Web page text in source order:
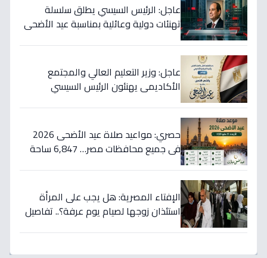
عاجل: الرئيس السيسي يطلق سلسلة
تهنئات دولية وعائلية بمناسبة عيد الأضحى
عاجل: وزير التعليم العالي والمجتمع
الأكاديمي يهنئون الرئيس السيسي
حصري: مواعيد صلاة عيد الأضحى 2026
في جميع محافظات مصر… 6,847 ساحة
الإفتاء المصرية: هل يجب على المرأة
استئذان زوجها لصيام يوم عرفة؟.. تفاصيل